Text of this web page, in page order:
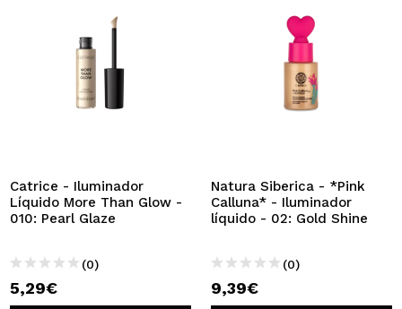
Catrice - Iluminador
Líquido More Than Glow -
010: Pearl Glaze
(0)
5,29€
Natura Siberica - *Pink
Calluna* - Iluminador
líquido - 02: Gold Shine
(0)
9,39€